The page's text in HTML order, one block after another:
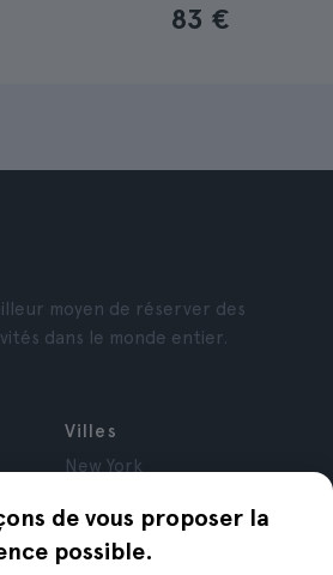
83 €
de vous proposer la
possible.
moyen de réserver des
dans le monde entier.
Villes
New York
Paris
Londres